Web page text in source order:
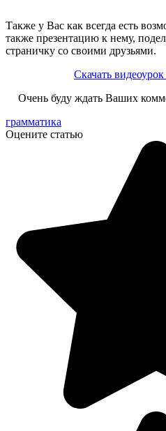
Также у Вас как всегда есть
также презентацию к нему,
страничку со своими друзьями.
Скачать
Очень буду ждать Ваших
грамматика
Оцените статью